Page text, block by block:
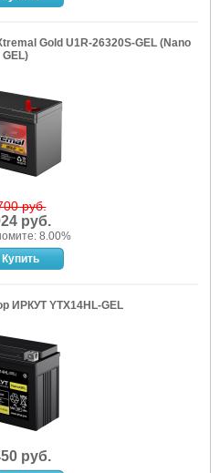
Gold U1R-26320S-GEL (Nano
GEL)
руб.
руб.
8.00%
ИРКУТ YTX14HL-GEL
руб.